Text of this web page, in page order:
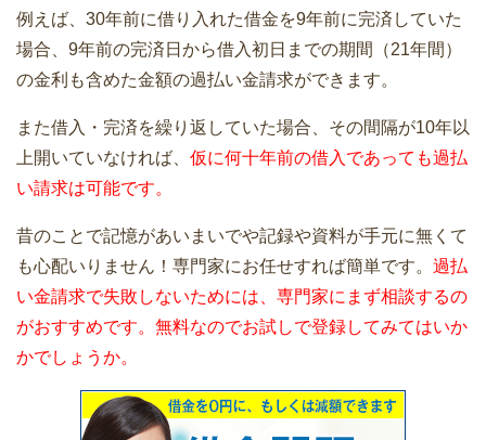
例えば、30年前に借り入れた借金を9年前に完済していた
場合、9年前の完済日から借入初日までの期間（21年間）
の金利も含めた金額の過払い金請求ができます。
また借入・完済を繰り返していた場合、その間隔が10年以
上開いていなければ、 仮に何十年前の借入であっても過払
い請求は可能です。
昔のことで記憶があいまいでや記録や資料が手元に無くて
も心配いりません！専門家にお任せすれば簡単です。 過払
い金請求で失敗しないためには、専門家にまず相談するの
がおすすめです。無料なのでお試しで登録してみてはいか
かでしょうか。